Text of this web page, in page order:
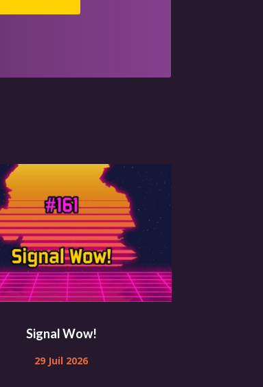
Signal Wow!
29 Juil 2026